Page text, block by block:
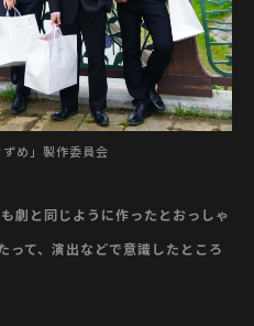
め」製作委員会
劇と同じように作ったとおっしゃ
って、演出などで意識したところ